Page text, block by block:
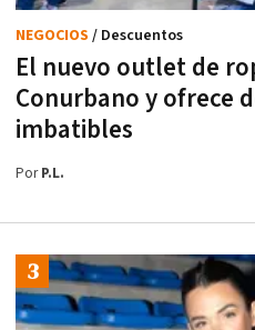
El nuevo outlet de
Conurbano y ofrece
imbatibles
NEGOCIOS / Descuentos
PorP.L.